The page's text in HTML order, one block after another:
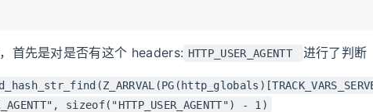
首先是对是否有这个 headers: HTTP_USER_AGENTT 进行了判断
sizeof("HTTP_USER_AGENTT") - 1)